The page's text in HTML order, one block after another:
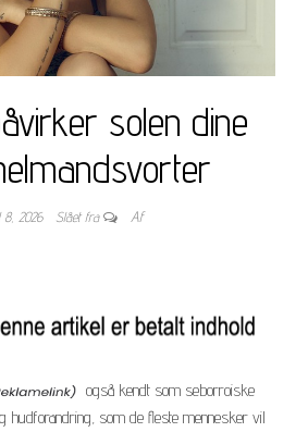
solen dine
8, 2026 Slået fra Af
også kendt som seborroiske
hudforandring, som de fleste mennesker vil